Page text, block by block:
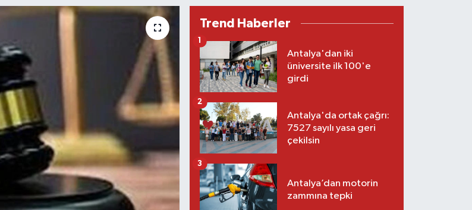
Trend Haberler
Antalya'dan iki
üniversite ilk 100'e
girdi
1
Antalya'da ortak çağrı:
7527 sayılı yasa geri
çekilsin
2
Antalya’dan motorin
zammına tepki
3